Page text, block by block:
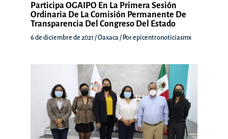
Participa OGAIPO En La Primera Sesión
Ordinaria De La Comisión Permanente De
Transparencia Del Congreso Del Estado
6 de diciembre de 2021 /Oaxaca / Porepicentronoticiasmx